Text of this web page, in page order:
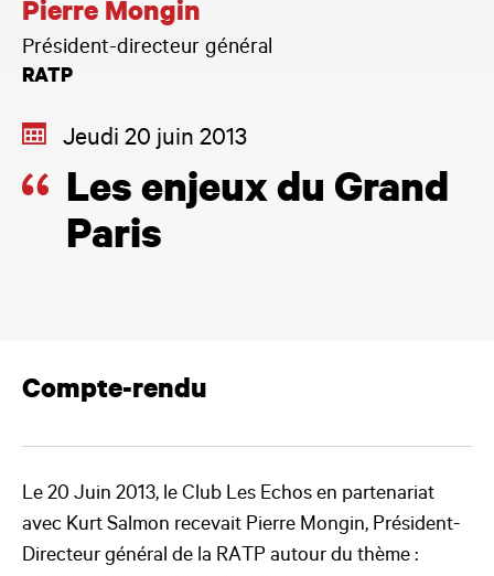
Pierre Mongin
Président-directeur général
RATP
Jeudi 20 juin 2013
Les enjeux du Grand
Paris
Compte-rendu
Le 20 Juin 2013, le Club Les Echos en partenariat
avec Kurt Salmon recevait Pierre Mongin, Président-
Directeur général de la RATP autour du thème :